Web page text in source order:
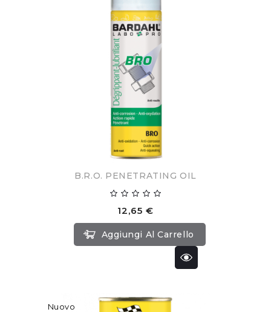
B.R.O. PENETRATING OIL
12,65 €
Aggiungi Al Carrello
Nuovo